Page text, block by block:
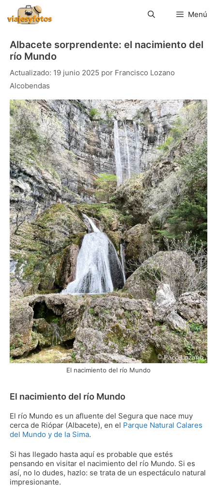
contenido
Menú
Albacete sorprendente: el nacimiento del
río Mundo
19 junio 2025 por Francisco Lozano
Alcobendas
El nacimiento del río Mundo
El nacimiento del río Mundo
El río Mundo es un afluente del Segura que nace muy
cerca de Riópar (Albacete), en el Parque Natural Calares
del Mundo y de la Sima.
Si has llegado hasta aquí es probable que estés
pensando en visitar el nacimiento del río Mundo. Si es
así, no lo dudes, hazlo: se trata de un espectáculo natural
impresionante.